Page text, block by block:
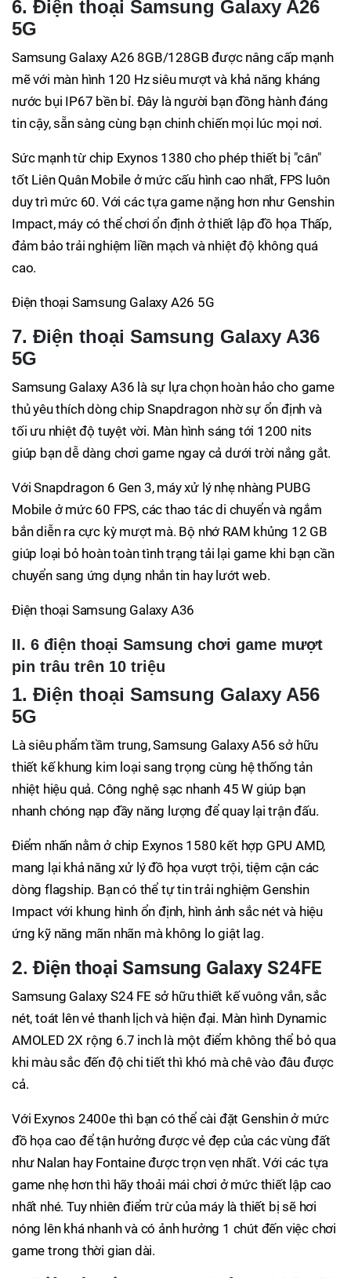
6. Điện thoại Samsung Galaxy A26
5G
Samsung Galaxy A26 8GB/128GB được nâng cấp mạnh
mẽ với màn hình 120 Hz siêu mượt và khả năng kháng
nước bụi IP67 bền bỉ. Đây là người bạn đồng hành đáng
tin cậy, sẵn sàng cùng bạn chinh chiến mọi lúc mọi nơi.
Sức mạnh từ chip Exynos 1380 cho phép thiết bị "cân"
tốt Liên Quân Mobile ở mức cấu hình cao nhất, FPS luôn
duy trì mức 60. Với các tựa game nặng hơn như Genshin
Impact, máy có thể chơi ổn định ở thiết lập đồ họa Thấp,
đảm bảo trải nghiệm liền mạch và nhiệt độ không quá
cao.
Điện thoại Samsung Galaxy A26 5G
7. Điện thoại Samsung Galaxy A36
5G
Samsung Galaxy A36 là sự lựa chọn hoàn hảo cho game
thủ yêu thích dòng chip Snapdragon nhờ sự ổn định và
tối ưu nhiệt độ tuyệt vời. Màn hình sáng tới 1200 nits
giúp bạn dễ dàng chơi game ngay cả dưới trời nắng gắt.
Với Snapdragon 6 Gen 3, máy xử lý nhẹ nhàng PUBG
Mobile ở mức 60 FPS, các thao tác di chuyển và ngắm
bắn diễn ra cực kỳ mượt mà. Bộ nhớ RAM khủng 12 GB
giúp loại bỏ hoàn toàn tình trạng tải lại game khi bạn cần
chuyển sang ứng dụng nhắn tin hay lướt web.
Điện thoại Samsung Galaxy A36
II. 6 điện thoại Samsung chơi game mượt
pin trâu trên 10 triệu
1. Điện thoại Samsung Galaxy A56
5G
Là siêu phẩm tầm trung, Samsung Galaxy A56 sở hữu
thiết kế khung kim loại sang trọng cùng hệ thống tản
nhiệt hiệu quả. Công nghệ sạc nhanh 45 W giúp bạn
nhanh chóng nạp đầy năng lượng để quay lại trận đấu.
Điểm nhấn nằm ở chip Exynos 1580 kết hợp GPU AMD,
mang lại khả năng xử lý đồ họa vượt trội, tiệm cận các
dòng flagship. Bạn có thể tự tin trải nghiệm Genshin
Impact với khung hình ổn định, hình ảnh sắc nét và hiệu
ứng kỹ năng mãn nhãn mà không lo giật lag.
2. Điện thoại Samsung Galaxy S24FE
Samsung Galaxy S24 FE sở hữu thiết kế vuông vắn, sắc
nét, toát lên vẻ thanh lịch và hiện đại. Màn hình Dynamic
AMOLED 2X rộng 6.7 inch là một điểm không thể bỏ qua
khi màu sắc đến độ chi tiết thì khó mà chê vào đâu được
cả.
Với Exynos 2400e thì bạn có thể cài đặt Genshin ở mức
đồ họa cao để tận hưởng được vẻ đẹp của các vùng đất
như Nalan hay Fontaine được trọn vẹn nhất. Với các tựa
game nhẹ hơn thì hãy thoải mái chơi ở mức thiết lập cao
nhất nhé. Tuy nhiên điểm trừ của máy là thiết bị sẽ hơi
nóng lên khá nhanh và có ảnh hưởng 1 chút đến việc chơi
game trong thời gian dài.